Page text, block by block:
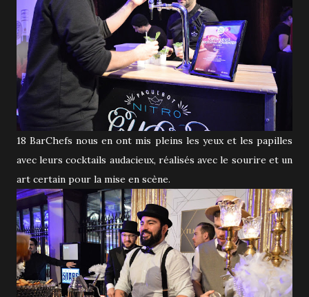
18 BarChefs nous en ont mis pleins les yeux et les papilles
avec leurs cocktails audacieux, réalisés avec le sourire et un
art certain pour la mise en scène.